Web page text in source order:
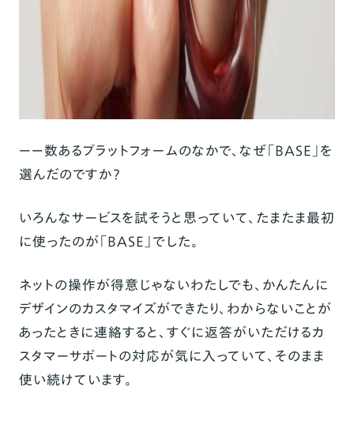
ーー数あるプラットフォームのなかで、なぜ「BASE」を
選んだのですか？
いろんなサービスを試そうと思っていて、たまたま最初
に使ったのが「BASE」でした。
ネットの操作が得意じゃないわたしでも、かんたんに
デザインのカスタマイズができたり、わからないことが
あったときに連絡すると、すぐに返答がいただけるカ
スタマーサポートの対応が気に入っていて、そのまま
使い続けています。